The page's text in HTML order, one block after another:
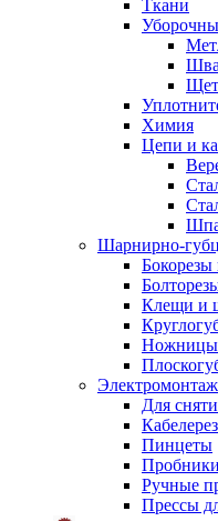
Ткани
Химия
Цепи и
Шарнирно-
Бокорезы
Клещи и
Ножницы
Для
Пинцеты
Ручные
Прессы